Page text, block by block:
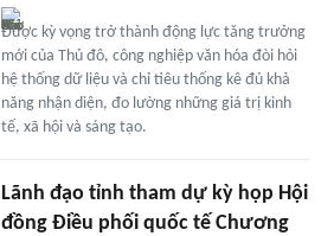
Được kỳ vọng trở thành động lực tăng trưởng
mới của Thủ đô, công nghiệp văn hóa đòi hỏi
hệ thống dữ liệu và chỉ tiêu thống kê đủ khả
năng nhận diện, đo lường những giá trị kinh
tế, xã hội và sáng tạo.
Lãnh đạo tỉnh tham dự kỳ họp Hội
đồng Điều phối quốc tế Chương